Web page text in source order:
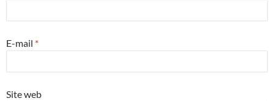
E-mail *
Site web